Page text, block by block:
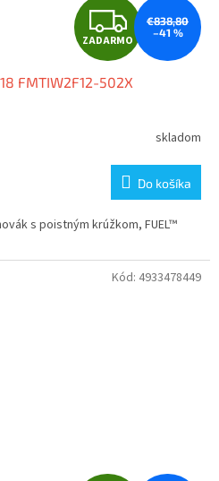
Z
A
D
R
M
ZADARMO
€838,80
–41 %
FMTIW2F12-502X
skladom
Do košíka
s poistným krúžkom, FUEL™
Kód: 4933478449